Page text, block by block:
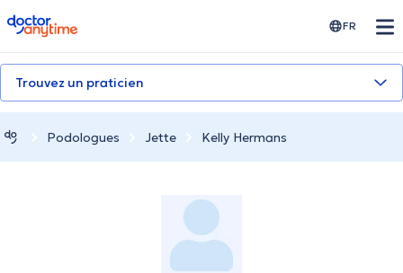
doctoranytime FR
Trouvez un praticien
Podologues Jette Kelly Hermans